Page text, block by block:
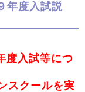
年度入試説
度入試等につ
スクールを実